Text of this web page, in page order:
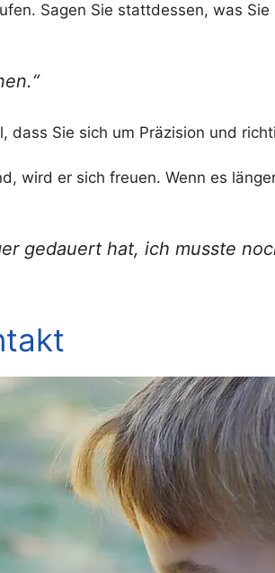
Sagen Sie stattdessen, was Sie
dass Sie sich um Präzision und
wird er sich freuen. Wenn es
gedauert hat, ich musste